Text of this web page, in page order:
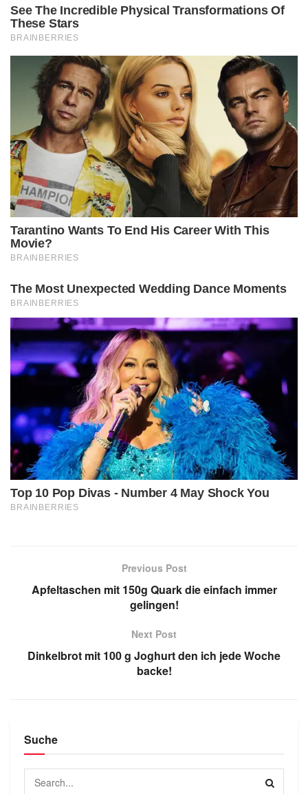
Previous Post
Apfeltaschen mit 150g Quark die einfach immer
gelingen!
Next Post
Dinkelbrot mit 100 g Joghurt den ich jede Woche
backe!
Suche